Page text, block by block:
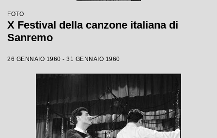
FOTO
X Festival della canzone italiana di
Sanremo
26 GENNAIO 1960 - 31 GENNAIO 1960